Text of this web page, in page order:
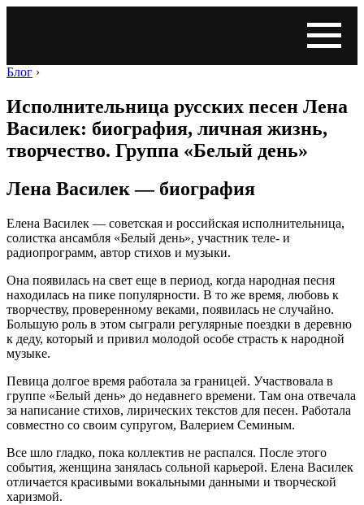
Блог ›
Исполнительница русских песен Лена
Василек: биография, личная жизнь,
творчество. Группа «Белый день»
Лена Василек — биография
Елена Василек — советская и российская исполнительница,
солистка ансамбля «Белый день», участник теле- и
радиопрограмм, автор стихов и музыки.
Она появилась на свет еще в период, когда народная песня
находилась на пике популярности. В то же время, любовь к
творчеству, проверенному веками, появилась не случайно.
Большую роль в этом сыграли регулярные поездки в деревню
к деду, который и привил молодой особе страсть к народной
музыке.
Певица долгое время работала за границей. Участвовала в
группе «Белый день» до недавнего времени. Там она отвечала
за написание стихов, лирических текстов для песен. Работала
совместно со своим супругом, Валерием Семиным.
Все шло гладко, пока коллектив не распался. После этого
события, женщина занялась сольной карьерой. Елена Василек
отличается красивыми вокальными данными и творческой
харизмой.